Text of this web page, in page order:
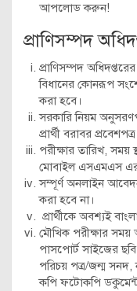
আপলোড করুন!
প্রাণিসম্পদ
প্রাণিসম্পদ
বিধানের কোনরূপ
করা হবে।
সরকারি নিয়ম
প্রার্থী বরাবর
পরীক্ষার তারিখ, সময়
মোবাইল এসএমএস এর
সম্পূর্ণ অনলাইন
করা হবে না।
প্রার্থীকে অবশ্যই
মৌখিক পরীক্ষার
পাসপোর্ট সাইজের
পরিচয় পত্র/জন্ম সনদ,
কপি ফটোকপি